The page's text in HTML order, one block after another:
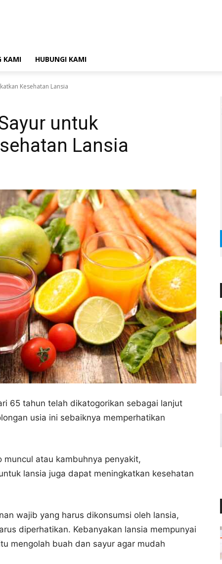
KAMI HUBUNGI KAMI
Kesehatan Lansia
untuk
Lansia
65 tahun telah dikatogorikan sebagai lanjut
usia ini sebaiknya memperhatikan
atau kambuhnya penyakit,
lansia juga dapat meningkatkan kesehatan
wajib yang harus dikonsumsi oleh lansia,
diperhatikan. Kebanyakan lansia mempunyai
mengolah buah dan sayur agar mudah